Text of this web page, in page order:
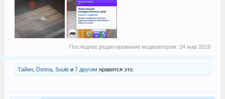
Последнее редактирование модератором:24 мар 2019
Тайин, Donna, Suuleи 7 другим нравится это.